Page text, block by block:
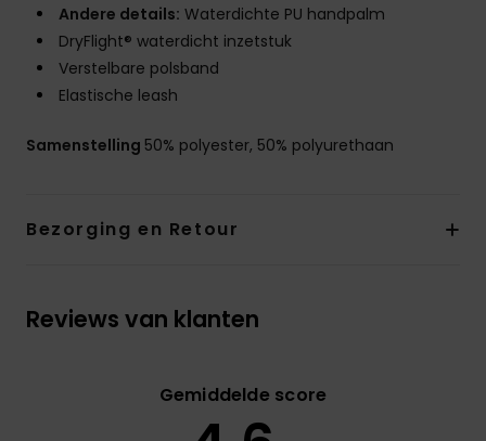
Andere details: Waterdichte PU handpalm
DryFlight® waterdicht inzetstuk
Verstelbare polsband
Elastische leash
Samenstelling 50% polyester, 50% polyurethaan
Bezorging en Retour
Reviews van klanten
Gemiddelde score